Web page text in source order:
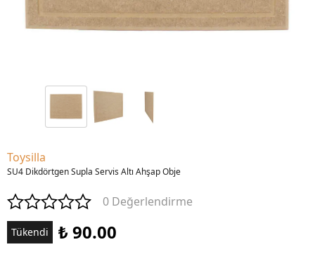
Toysilla
SU4 Dikdörtgen Supla Servis Altı Ahşap Obje
0 Değerlendirme
Tükendi ₺ 90.00